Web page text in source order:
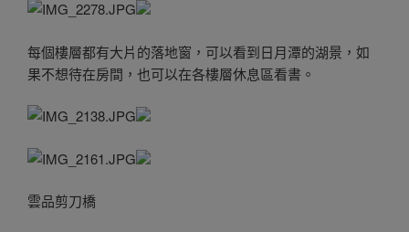
每個樓層都有大片的落地窗，可以看到日月潭的湖景，如
果不想待在房間，也可以在各樓層休息區看書。
雲品剪刀橋